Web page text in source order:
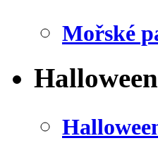
Mořské
Halloween